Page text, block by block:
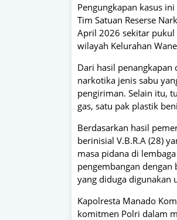
Pengungkapan kasus
Tim Satuan Reserse
April 2026 sekitar pukul
wilayah Kelurahan
Dari hasil
narkotika jenis sabu
pengiriman. Selain itu,
gas, satu pak plastik
Berdasarkan hasil
berinisial V.B.R.A (28)
masa pidana di
pengembangan
yang diduga digunakan
Kapolresta Manado
komitmen Polri dalam